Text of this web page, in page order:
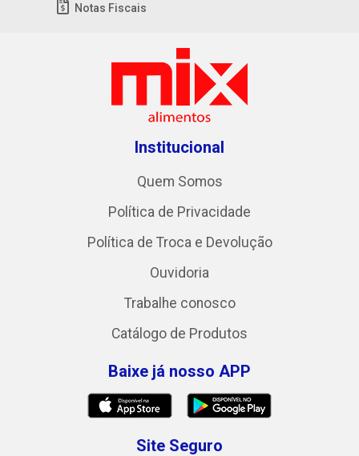
Notas Fiscais
Institucional
Quem Somos
Política de Privacidade
Política de Troca e Devolução
Ouvidoria
Trabalhe conosco
Catálogo de Produtos
Baixe já nosso APP
Site Seguro